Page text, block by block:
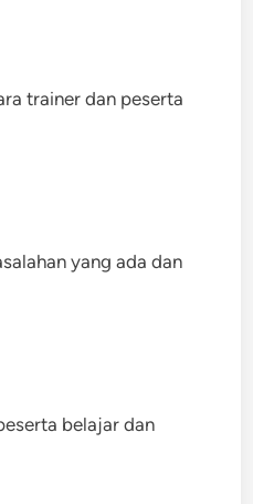
trainer dan peserta
yang ada dan
belajar dan